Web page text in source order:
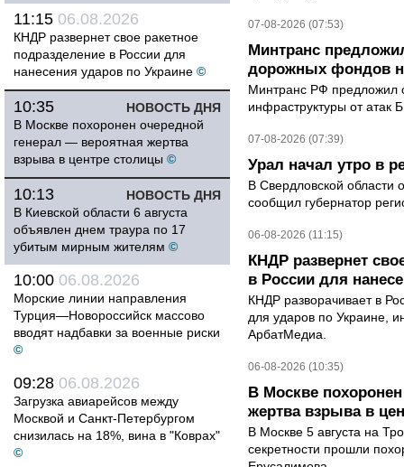
11:15 06.08.2026
КНДР развернет свое ракетное
подразделение в России для
нанесения ударов по Украине ©
НОВОСТЬ ДНЯ
10:35
В Москве похоронен очередной
генерал — вероятная жертва
взрыва в центре столицы ©
НОВОСТЬ ДНЯ
10:13
В Киевской области 6 августа
объявлен днем траура по 17
убитым мирным жителям ©
10:00 06.08.2026
Морские линии направления
Турция—Новороссийск массово
вводят надбавки за военные риски
©
09:28 06.08.2026
Загрузка авиарейсов между
Москвой и Санкт-Петербургом
снизилась на 18%, вина в "Коврах"
©
07-08-2026 (07:53)
Минтранс
дорожных фондов
Минтранс РФ предложил
инфраструктуры от атак
07-08-2026 (07:39)
Урал начал утро в
В Свердловской области
сообщил губернатор
06-08-2026 (11:15)
КНДР развернет
в России для
КНДР разворачивает в
для ударов по Украине,
АрбатМедиа.
06-08-2026 (10:35)
В Москве
жертва взрыва в
В Москве 5 августа на
секретности прошли